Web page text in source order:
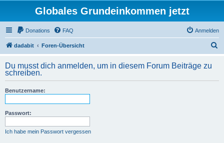
Globales Grundeinkommen jetzt
Donations FAQ Anmelden
dadabit Foren-Übersicht
h
Du musst dich anmelden, um in diesem Forum Beiträge zu
schreiben.
Benutzername:
Passwort:
Ich habe mein Passwort vergessen